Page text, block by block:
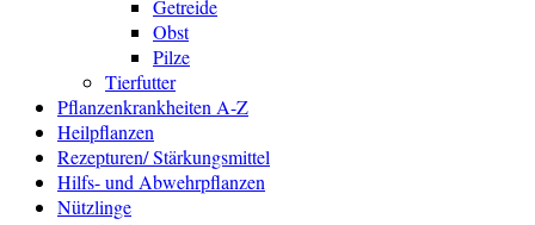
Getreide
Obst
Pilze
Tierfutter
Pflanzenkrankheiten A-Z
Heilpflanzen
Rezepturen/ Stärkungsmittel
Hilfs- und Abwehrpflanzen
Nützlinge